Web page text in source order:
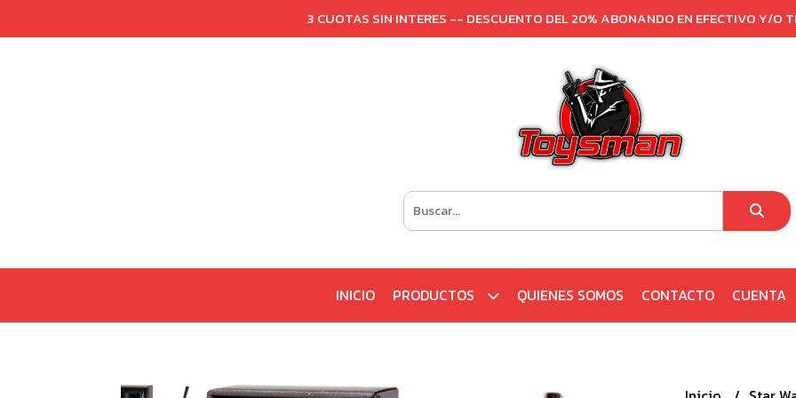
3 CUOTAS SIN INTERES -- DESCUENTO DEL 20% ABONANDO EN EFECTIVO Y/O
INICIO PRODUCTOS QUIENES SOMOS CONTACTO CUENTA